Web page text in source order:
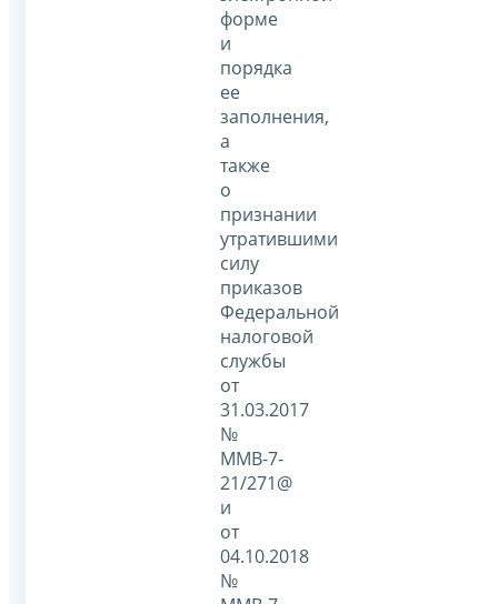
форме
и
порядка
ее
заполнения,
а
также
о
признании
утратившими
силу
приказов
Федеральной
налоговой
службы
от
31.03.2017
№
ММВ-7-
21/271@
и
от
04.10.2018
№